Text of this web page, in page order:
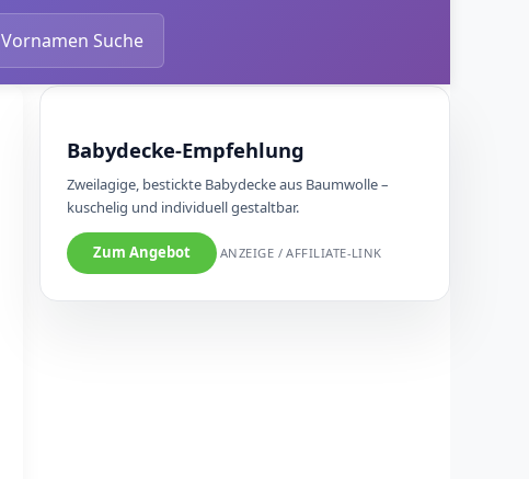
Vornamen Suche
Babydecke-Empfehlung
Zweilagige, bestickte Babydecke aus Baumwolle –
kuschelig und individuell gestaltbar.
Zum Angebot ANZEIGE / AFFILIATE-LINK